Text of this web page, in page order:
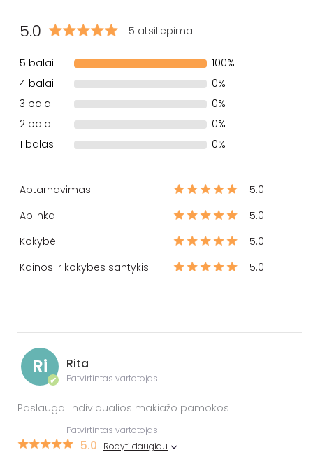
5.0 5 atsiliepimai
5 balai
100%
4 balai
0%
3 balai
0%
2 balai
0%
1 balas
0%
Aptarnavimas
5.0
Aplinka
5.0
Kokybė
5.0
Kainos ir kokybės santykis
5.0
Ri
✔
Rita
Patvirtintas vartotojas
Paslauga: Individualios makiažo pamokos
Patvirtintas vartotojas
5.0 Rodyti daugiau